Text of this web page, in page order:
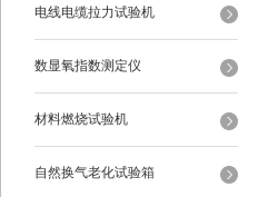
电线电缆拉力试验机
数显氧指数测定仪
材料燃烧试验机
自然换气老化试验箱